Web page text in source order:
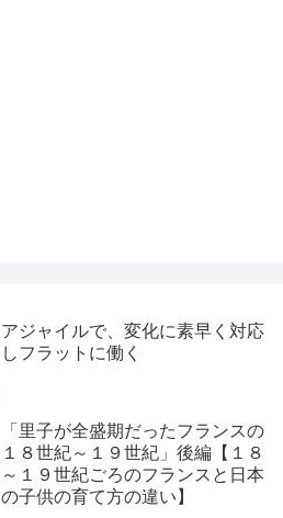
アジャイルで、変化に素早く対応
しフラットに働く
「里子が全盛期だったフランスの
１８世紀～１９世紀」後編【１８
～１９世紀ごろのフランスと日本
の子供の育て方の違い】